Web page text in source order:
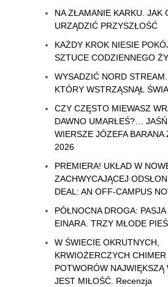
NA ZŁAMANIE KARKU. JAK
URZĄDZIĆ PRZYSZŁOŚĆ
KAŻDY KROK NIESIE
SZTUCE CODZIENNEGO
WYSADZIĆ NORD
KTÓRY WSTRZĄSNĄŁ
CZY CZĘSTO MIEWASZ
DAWNO UMARŁEŚ?…
WIERSZE JÓZEFA BARANA
2026
PREMIERA! UKŁAD W
ZACHWYCAJĄCEJ
DEAL: AN OFF-CAMPUS
PÓŁNOCNA DROGA:
EINARA. TRZY MŁODE
W ŚWIECIE OKRUTNYCH,
KRWIOŻERCZYCH
POTWORÓW NAJWIĘKSZĄ
JEST MIŁOŚĆ. Recenzja